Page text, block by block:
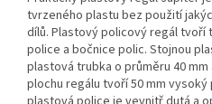
tvrzeného plastu bez použití
dílů. Plastový policový regál tvoří
police a bočnice polic. Stojnou
plastová trubka o průměru 40
plochu regálu tvoří 50 mm